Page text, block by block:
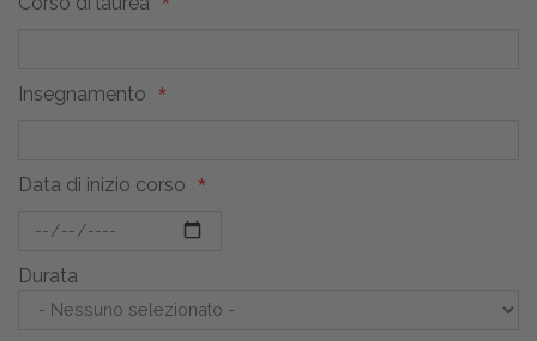
Insegnamento
Data di inizio corso
Durata